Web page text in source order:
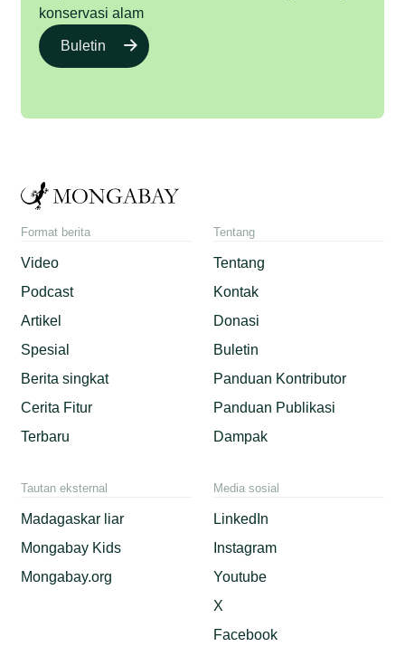
konservasi alam
Buletin
Format berita
Video
Podcast
Artikel
Spesial
Berita singkat
Cerita Fitur
Terbaru
Tentang
Tentang
Kontak
Donasi
Buletin
Panduan Kontributor
Panduan Publikasi
Dampak
Tautan eksternal
Madagaskar liar
Mongabay Kids
Mongabay.org
Media sosial
LinkedIn
Instagram
Youtube
X
Facebook